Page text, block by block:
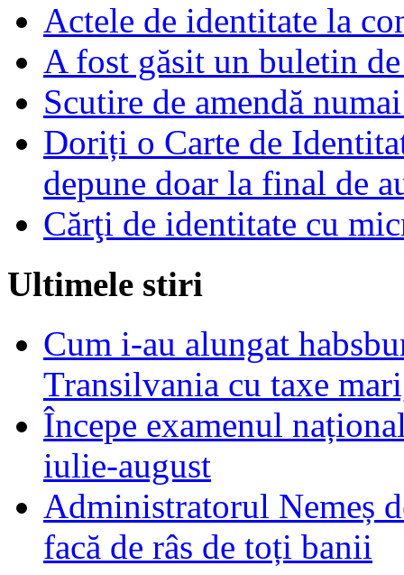
Actele de identitate la
A fost găsit un buletin
Scutire de amendă
Doriți o Carte de
depune doar la final de
Cărţi de identitate cu
Ultimele stiri
Cum i-au alungat
Transilvania cu taxe
Începe examenul
iulie-august
Administratorul Nemeș
facă de râs de toți banii